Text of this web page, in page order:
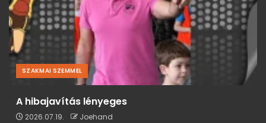
SZAKMAI SZEMMEL
A hibajavítás lényeges
2026.07.19. Joehand